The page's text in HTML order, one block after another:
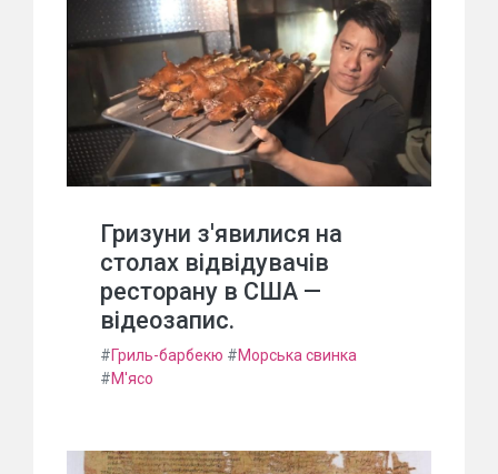
Гризуни з'явилися на
столах відвідувачів
ресторану в США —
відеозапис.
#Гриль-барбекю #Морська свинка
#М'ясо